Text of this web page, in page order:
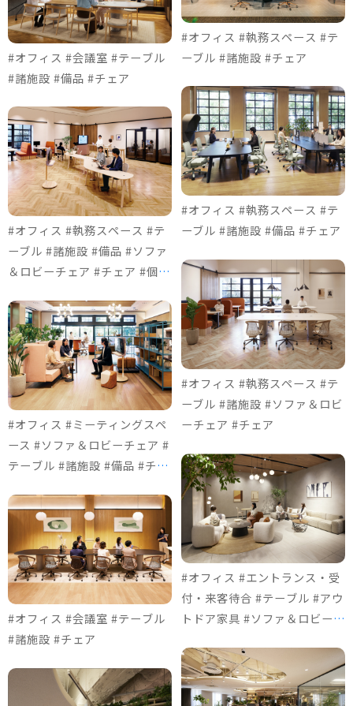
#オフィス #会議室 #テーブル
#諸施設 #備品 #チェア
#オフィス #執務スペース #テ
ーブル #諸施設 #備品 #ソファ
＆ロビーチェア #チェア #個室
#オフィス #ミーティングスペ
ース #ソファ＆ロビーチェア #
テーブル #諸施設 #備品 #チェ
#オフィス #会議室 #テーブル
#諸施設 #チェア
#オフィス #執務スペース #テ
ーブル #諸施設 #チェア
#オフィス #執務スペース #テ
ーブル #諸施設 #備品 #チェア
#オフィス #執務スペース #テ
ーブル #諸施設 #ソファ＆ロビ
ーチェア #チェア
#オフィス #エントランス・受
付・来客待合 #テーブル #アウ
トドア家具 #ソファ＆ロビーチ